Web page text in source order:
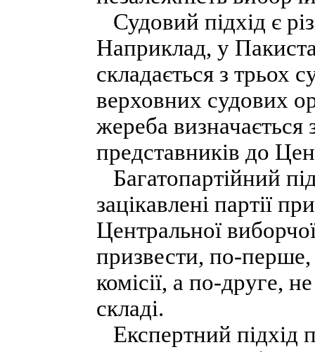
Судовий підхід є
Наприклад, у
складається з трьох
верховних судових
жереба визначається
представників до
Багатопартійний
зацікавлені партії
Центральної
призвести, по-перше,
комісії, а по-друге,
складі.
Експертний підхід